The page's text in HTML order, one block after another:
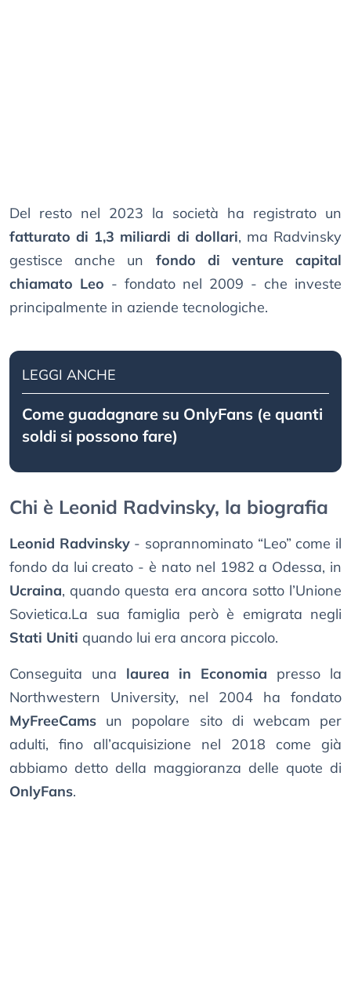
Del resto nel 2023 la società ha registrato un
fatturato di 1,3 miliardi di dollari, ma Radvinsky
gestisce anche un fondo di venture capital
chiamato Leo - fondato nel 2009 - che investe
principalmente in aziende tecnologiche.
LEGGI ANCHE
Come guadagnare su OnlyFans (e quanti
soldi si possono fare)
Chi è Leonid Radvinsky, la biografia
Leonid Radvinsky- soprannominato “Leo” come il
fondo da lui creato - è nato nel 1982 a Odessa, in
Ucraina, quando questa era ancora sotto l’Unione
Sovietica.La sua famiglia però è emigrata negli
Stati Uniti quando lui era ancora piccolo.
Conseguita una laurea in Economia presso la
Northwestern University, nel 2004 ha fondato
MyFreeCams un popolare sito di webcam per
adulti, fino all’acquisizione nel 2018 come già
abbiamo detto della maggioranza delle quote di
OnlyFans.